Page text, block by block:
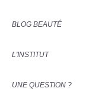
BLOG BEAUTÉ
L'INSTITUT
UNE QUESTION ?